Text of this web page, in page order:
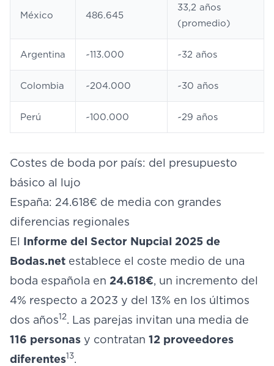
México 486.645
33,2 años
(promedio)
Argentina ~113.000 ~32 años
Colombia ~204.000 ~30 años
Perú ~100.000 ~29 años
Costes de boda por país: del presupuesto
básico al lujo
España: 24.618€ de media con grandes
diferencias regionales
El Informe del Sector Nupcial 2025 de
Bodas.net establece el coste medio de una
boda española en 24.618€, un incremento del
4% respecto a 2023 y del 13% en los últimos
dos años12. Las parejas invitan una media de
116 personas y contratan 12 proveedores
diferentes13.